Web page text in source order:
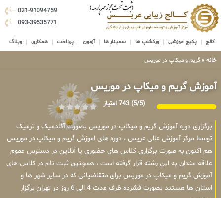
021-91094759
093-39535771
کالج پکیج اموزشی ورکشاپ ها سمینار ها آزمون پرداخت همکاری وبلاگ
خانه » گریم و میکاپ در موریس
آموزش گریم و میکاپ در موریس
(5/5) 743 امتیاز
برگزاری دوره آموزش گریم و میکاپ در موریس بصورت آکادمیک و ترمیک
توسط مرکز آموزش عالی عریس ، دوره های اموزش گریم و میکاپ در موریس
هم اکنون به صورت برگزاری کلاس های حضوری یا آنلاین در دسترس عموم
علاقه مندان به این رشته قرار گرفته است ، همچنین ثبت نام در کلاس های
آموزش گریم و میکاپ در موریس برای متقاضیانی که در سایر شهر ها و
استان ها هستند بصورت فشرده ظرف مدت 4 الی 6 روز در تهران برگزار